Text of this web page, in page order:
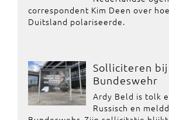
correspondent Kim Deen over
Duitsland polariseerde.
Solliciteren bij
Bundeswehr
Ardy Beld is tolk
Russisch en